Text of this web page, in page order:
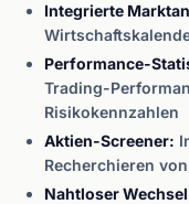
Integrierte
Performance-
Trading-
Risikokennzahlen
Aktien-Screener:
Recherchieren
Nahtloser